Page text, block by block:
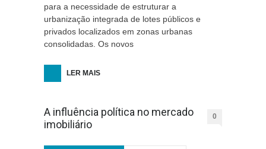
para a necessidade de estruturar a
urbanização integrada de lotes públicos e
privados localizados em zonas urbanas
consolidadas. Os novos
LER MAIS
A influência política no mercado
imobiliário
0